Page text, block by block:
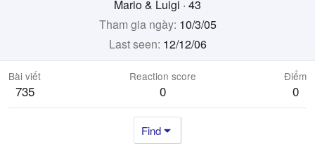
Mario & Luigi · 43
Tham gia ngày 10/3/05
Last seen 12/12/06
Bài viết
735
Reaction score
0
Điểm
0
Find